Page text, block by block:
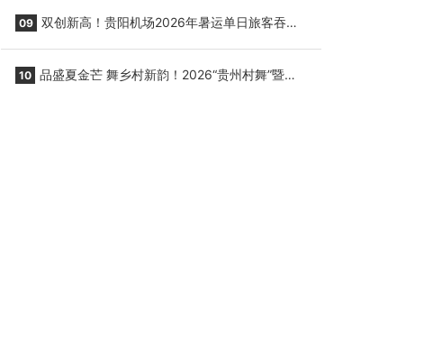
09 双创新高！贵阳机场2026年暑运单日旅客吞吐
10 品盛夏金芒 舞乡村新韵！2026“贵州村舞”暨望